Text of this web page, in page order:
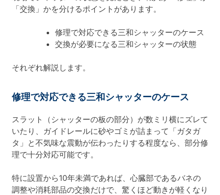
「交換」かを分けるポイントがあります。
修理で対応できる三和シャッターのケース
交換が必要になる三和シャッターの状態
それぞれ解説します。
修理で対応できる三和シャッターのケース
スラット（シャッターの板の部分）が数ミリ横にズレて
いたり、ガイドレールに砂やゴミが詰まって「ガタガ
タ」と不気味な震動が伝わったりする程度なら、部分修
理で十分対応可能です。
特に設置から10年未満であれば、心臓部であるバネの
調整や消耗部品の交換だけで、驚くほど動きが軽くなり